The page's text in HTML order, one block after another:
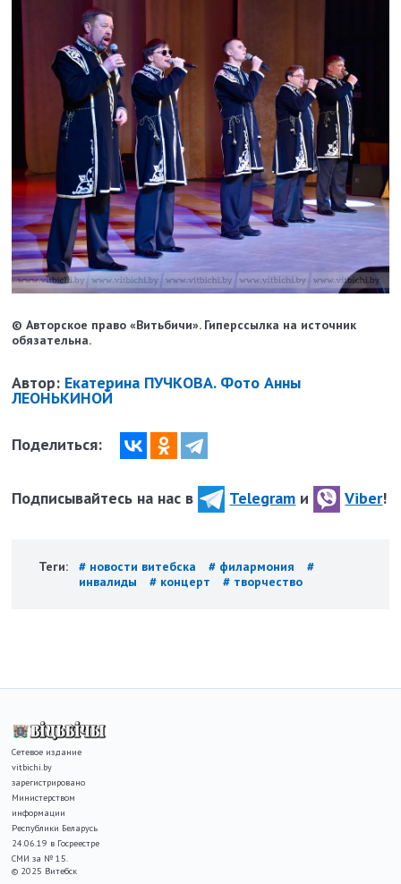
© Авторское право «Витьбичи». Гиперссылка на источник
обязательна.
Автор: Екатерина ПУЧКОВА. Фото Анны
ЛЕОНЬКИНОЙ
Поделиться:
Подписывайтесь на нас в Telegram и Viber!
Теги: # новости витебска # филармония
#
инвалиды
# концерт # творчество
Сетевое издание
vitbichi.by
зарегистрировано
Министерством
информации
Республики Беларусь
24.06.19 в Госреестре
СМИ за № 15.
© 2025 Витебск